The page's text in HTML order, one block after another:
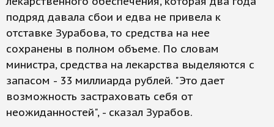
подряд давала сбои и едва не привела к
отставке Зурабова, то средства на нее
сохранены в полном объеме. По словам
министра, средства на лекарства выделяются с
запасом - 33 миллиарда рублей. "Это дает
возможность застраховать себя от
неожиданностей", - сказал Зурабов.